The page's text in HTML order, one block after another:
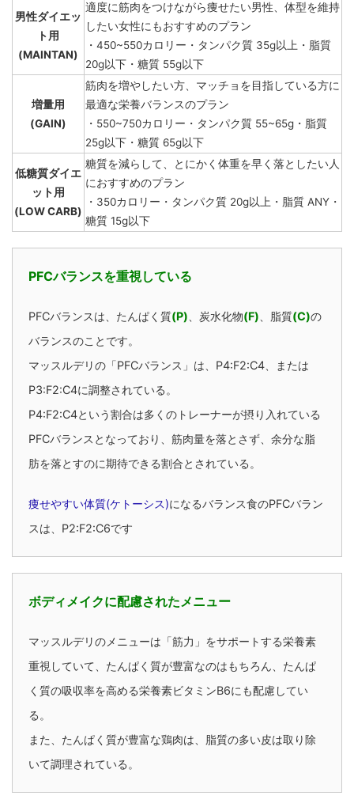
男性ダイエッ
ト用
(MAINTAN)
適度に筋肉をつけながら痩せたい男性、体型を維持
したい女性にもおすすめのプラン
・450~550カロリー・タンパク質 35g以上・脂質
20g以下・糖質 55g以下
増量用
(GAIN)
筋肉を増やしたい方、マッチョを目指している方に
最適な栄養バランスのプラン
・550~750カロリー・タンパク質 55~65g・脂質
25g以下・糖質 65g以下
低糖質ダイエ
ット用
(LOW CARB)
糖質を減らして、とにかく体重を早く落としたい人
におすすめのプラン
・350カロリー・タンパク質 20g以上・脂質 ANY・
糖質 15g以下
PFCバランスを重視している
PFCバランスは、たんぱく質(P) 、炭水化物(F) 、脂質(C)の
バランスのことです。
マッスルデリの「PFCバランス」は、 P4:F2:C4、または
P3:F2:C4に調整されている。
P4:F2:C4という割合は多くのトレーナーが摂り入れている
PFCバランスとなっており、 筋肉量を落とさず、余分な脂
肪を落とすのに期待できる割合とされている。
痩せやすい体質(ケトーシス)になるバランス食のPFCバラン
スは、 P2:F2:C6です
ボディメイクに配慮されたメニュー
マッスルデリのメニューは「筋力」をサポートする栄養素
重視していて、たんぱく質が豊富なのはもちろん、たんぱ
く質の吸収率を高める栄養素ビタミンB6にも配慮してい
る。
また、たんぱく質が豊富な鶏肉は、脂質の多い皮は取り除
いて調理されている。